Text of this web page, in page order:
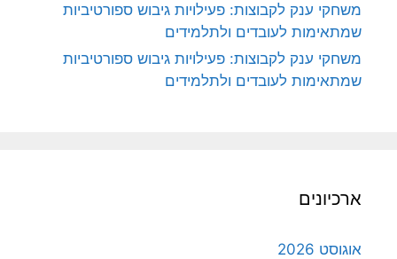
משחקי ענק לקבוצות: פעילויות גיבוש ספורטיביות
שמתאימות לעובדים ולתלמידים
משחקי ענק לקבוצות: פעילויות גיבוש ספורטיביות
שמתאימות לעובדים ולתלמידים
ארכיונים
אוגוסט 2026